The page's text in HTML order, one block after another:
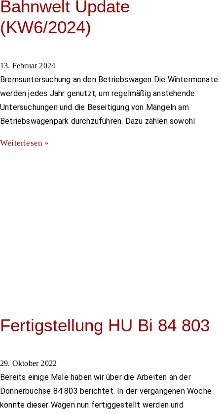
Bahnwelt Update
(KW6/2024)
13. Februar 2024
Bremsuntersuchung an den Betriebswagen Die Wintermonate
werden jedes Jahr genutzt, um regelmäßig anstehende
Untersuchungen und die Beseitigung von Mängeln am
Betriebswagenpark durchzuführen. Dazu zählen sowohl
Weiterlesen »
Fertigstellung HU Bi 84 803
29. Oktober 2022
Bereits einige Male haben wir über die Arbeiten an der
Donnerbüchse 84 803 berichtet. In der vergangenen Woche
konnte dieser Wagen nun fertiggestellt werden und